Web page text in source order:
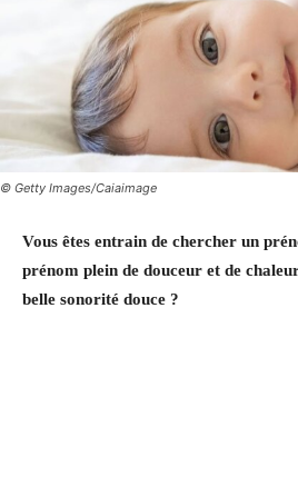
© Getty Images/Caiaimage
Vous êtes entrain de chercher un
prénom plein de douceur et de
belle sonorité douce ?